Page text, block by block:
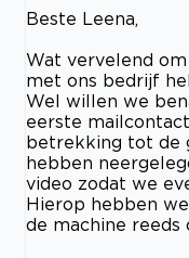
Beste Leena,
Wat vervelend
met ons bedrijf
Wel willen we
eerste
betrekking tot de
hebben
video zodat we
Hierop hebben
de machine reeds